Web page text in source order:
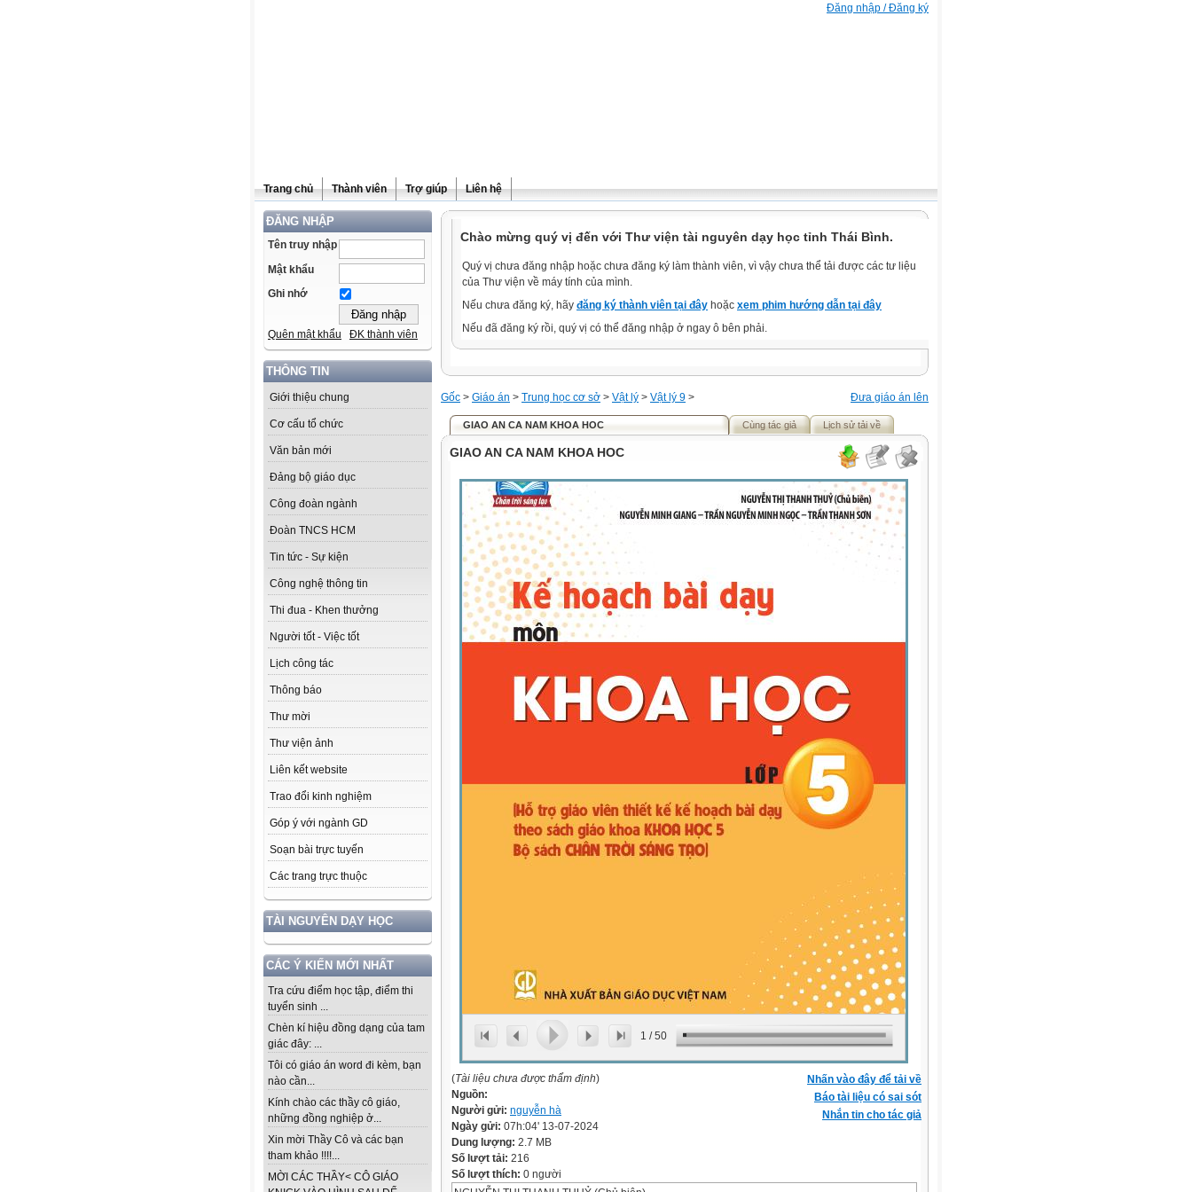
Đăng nhập / Đăng ký
Trang chủ Thành viên Trợ giúp Liên hệ
ĐĂNG NHẬP
Tên truy nhập
Mật khẩu
Ghi nhớ
Quên mật khẩu ĐK thành viên
THÔNG TIN
Giới thiệu chung
Cơ cấu tổ chức
Văn bản mới
Đảng bộ giáo dục
Công đoàn ngành
Đoàn TNCS HCM
Tin tức - Sự kiện
Công nghệ thông tin
Thi đua - Khen thưởng
Người tốt - Việc tốt
Lịch công tác
Thông báo
Thư mời
Thư viện ảnh
Liên kết website
Trao đổi kinh nghiệm
Góp ý với ngành GD
Soạn bài trực tuyến
Các trang trực thuộc
TÀI NGUYÊN DẠY HỌC
CÁC Ý KIẾN MỚI NHẤT
Tra cứu điểm học tập, điểm thi
tuyển sinh ...
Chèn kí hiệu đồng dạng của tam
giác đây: ...
Tôi có giáo án word đi kèm, bạn
nào cần...
Kính chào các thầy cô giáo,
những đồng nghiệp ở...
Xin mời Thầy Cô và các bạn
tham khảo !!!!...
MỜI CÁC THẦY< CÔ GIÁO
Chào mừng quý vị đến với Thư viện tài nguyên dạy học tỉnh Thái Bình.
Quý vị chưa đăng nhập hoặc chưa đăng ký làm thành viên, vì vậy chưa thể tải được các tư liệu
của Thư viện về máy tính của mình.
Nếu chưa đăng ký, hãy đăng ký thành viên tại đây hoặc xem phim hướng dẫn tại đây
Nếu đã đăng ký rồi, quý vị có thể đăng nhập ở ngay ô bên phải.
Đưa giáo án lên
Gốc > Giáo án > Trung học cơ sở > Vật lý > Vật lý 9 >
GIAO AN CA NAM KHOA HOC Cùng tác giả Lịch sử tải về
GIAO AN CA NAM KHOA HOC
1 /50
Nhấn vào đây để tải về
Báo tài liệu có sai sót
Nhắn tin cho tác giả
(Tài liệu chưa được thẩm định)
Nguồn:
Người gửi: nguyễn hà
Ngày gửi: 07h:04' 13-07-2024
Dung lượng: 2.7 MB
Số lượt tải: 216
Số lượt thích: 0 người